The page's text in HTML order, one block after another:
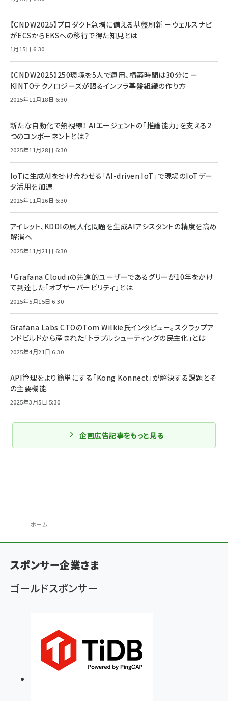
パ
ン
ず
ホーム
【CNDW2025】プロダクト急増に備える基盤刷新 ーウェルスナビ
がECSからEKSへの移行で得た知見とは
1月15日 6:30
【CNDW2025】250環境を5人で運用、構築時間は30分に ー
KINTOテクノロジーズが語るインフラ基盤組織の作り方
2025年12月18日 6:30
新たな自動化で熱視線！ AIエージェントの「推論能力」を支える2
つのコンポーネントとは？
2025年11月28日 6:30
IoTに生成AIを掛け合わせる「AI-driven IoT」で現場のIoTデー
タ活用を加速
2025年11月26日 6:30
アイレット、KDDIの属人化問題を生成AIアシスタントの精度を高め
解消へ
2025年11月21日 6:30
「Grafana Cloud」の先進的ユーザーであるグリーが10年をかけ
て到達した「オブザーバービリティ」とは
2025年5月15日 6:30
Grafana Labs CTOのTom Wilkie氏インタビュー。スクラップア
ンドビルドから産まれた「トラブルシューティングの民主化」とは
2025年4月21日 6:30
API管理をより簡単にする「Kong Konnect」が解決する課題とそ
の主要機能
2025年3月5日 5:30
企画広告記事をもっと見る
スポンサー企業さま
ゴールドスポンサー